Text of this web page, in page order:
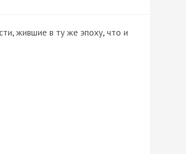
жившие в ту же эпоху, что и